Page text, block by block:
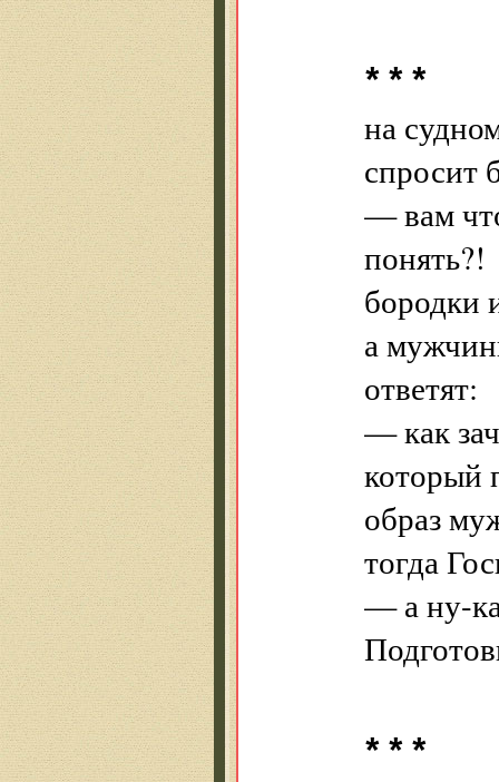
* * *
на
спросит
— вам
понять?!
бородки
а
ответят:
— как
который
образ
тогда
— а ну-
* * *